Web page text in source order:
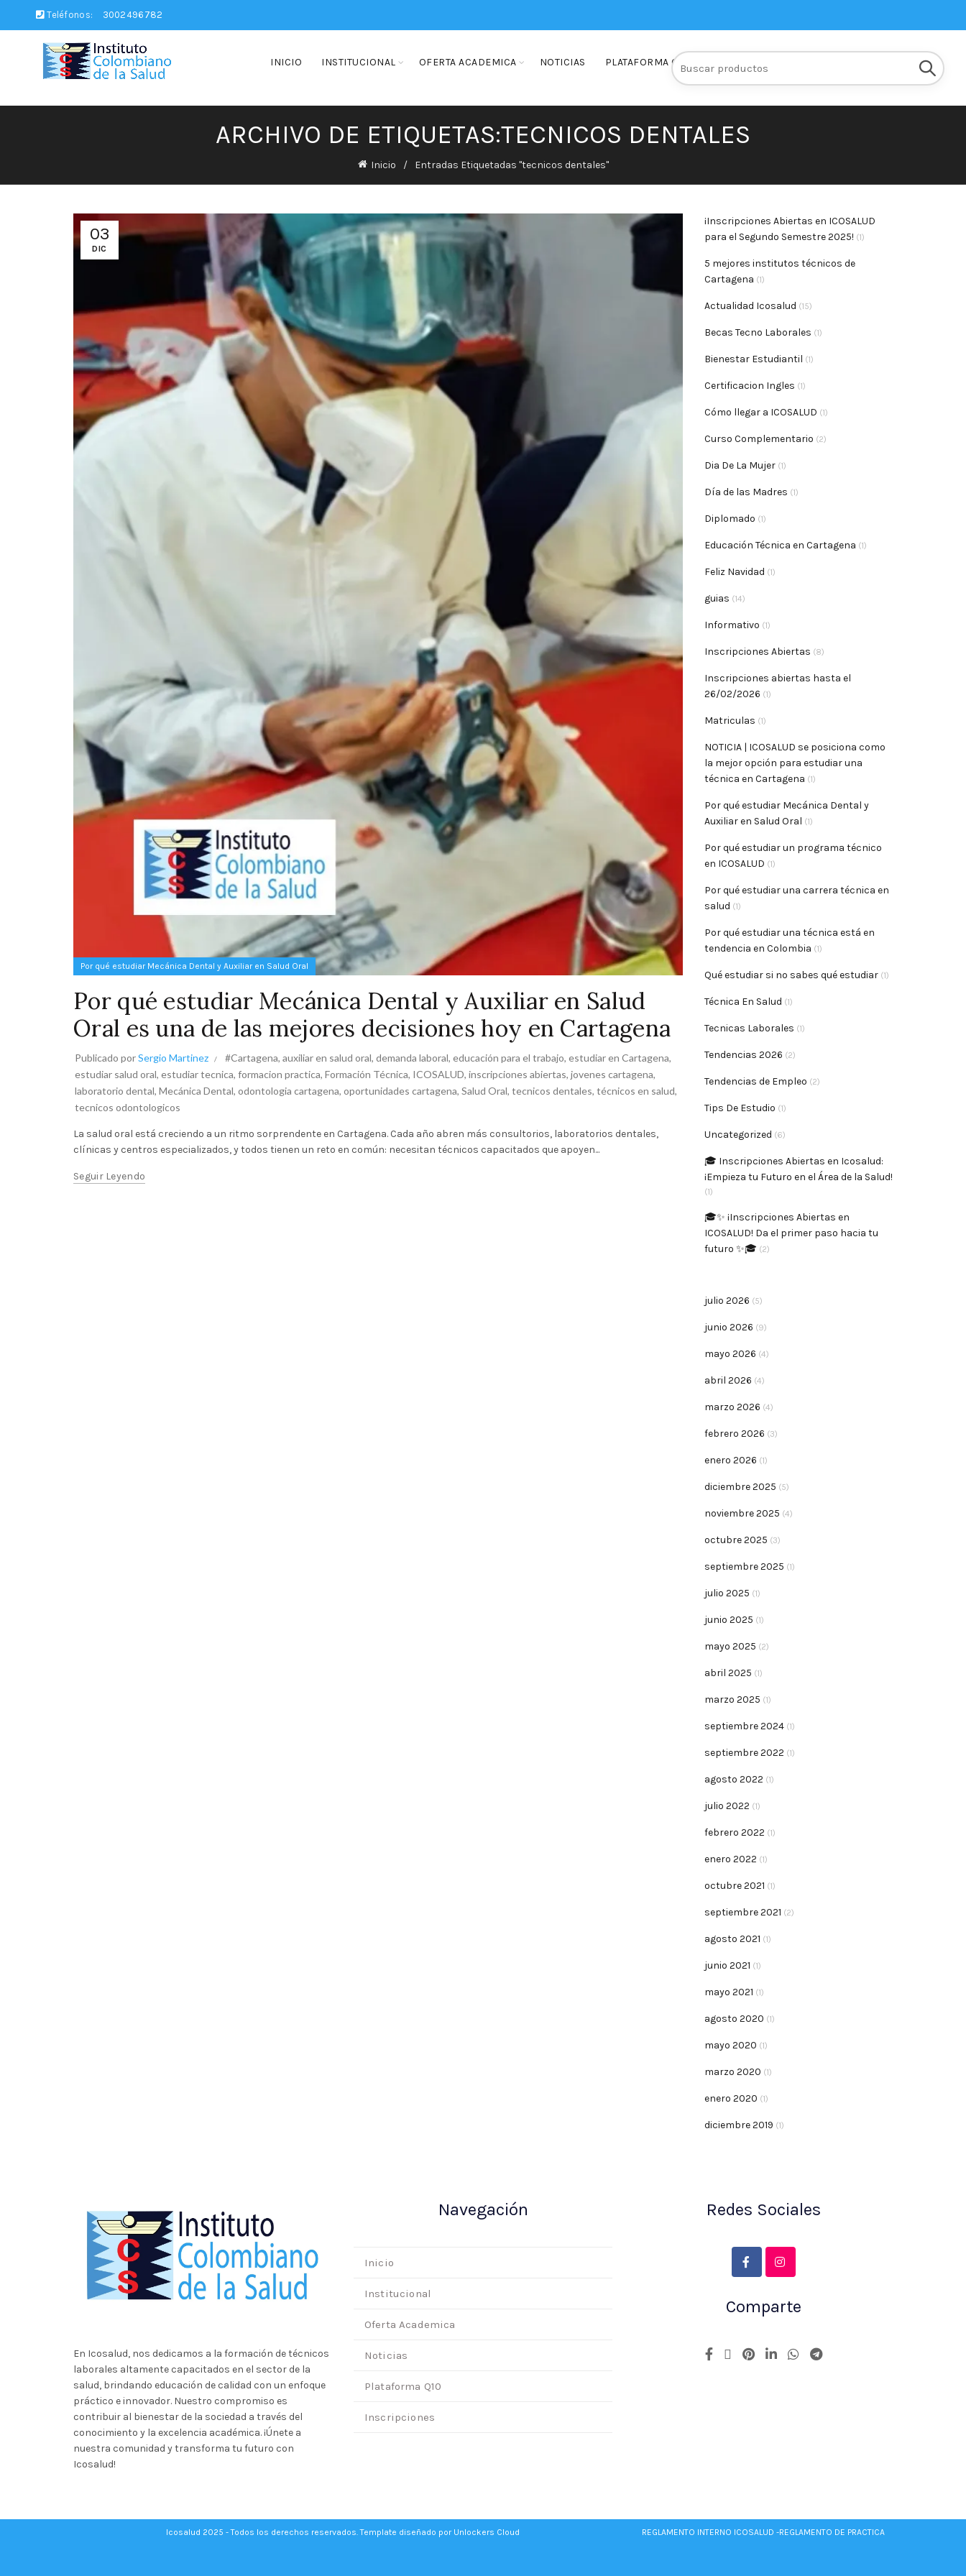
Teléfonos: 3002496782
INICIO INSTITUCIONAL OFERTA ACADEMICA NOTICIAS PLATAFORMA Q10 INSCRIPCIONES
Buscar:
ARCHIVO DE ETIQUETAS:TECNICOS DENTALES
Inicio Entradas Etiquetadas "tecnicos dentales"
03
DIC
Por qué estudiar Mecánica Dental y Auxiliar en Salud Oral
Por qué estudiar Mecánica Dental y Auxiliar en Salud
Oral es una de las mejores decisiones hoy en Cartagena
Publicado porSergio Martinez #Cartagena, auxiliar en salud oral, demanda laboral, educación para el trabajo, estudiar en Cartagena,
estudiar salud oral, estudiar tecnica, formacion practica, Formación Técnica, ICOSALUD, inscripciones abiertas, jovenes cartagena,
laboratorio dental, Mecánica Dental, odontologia cartagena, oportunidades cartagena, Salud Oral, tecnicos dentales, técnicos en salud,
tecnicos odontologicos
La salud oral está creciendo a un ritmo sorprendente en Cartagena. Cada año abren más consultorios, laboratorios dentales,
clínicas y centros especializados, y todos tienen un reto en común: necesitan técnicos capacitados que apoyen...
Seguir Leyendo
¡Inscripciones Abiertas en ICOSALUD
para el Segundo Semestre 2025! (1)
5 mejores institutos técnicos de
Cartagena (1)
Actualidad Icosalud (15)
Becas Tecno Laborales (1)
Bienestar Estudiantil (1)
Certificacion Ingles (1)
Cómo llegar a ICOSALUD (1)
Curso Complementario (2)
Dia De La Mujer(1)
Día de las Madres (1)
Diplomado (1)
Educación Técnica en Cartagena (1)
Feliz Navidad (1)
guias (14)
Informativo (1)
Inscripciones Abiertas (8)
Inscripciones abiertas hasta el
26/02/2026 (1)
Matriculas (1)
NOTICIA | ICOSALUD se posiciona como
la mejor opción para estudiar una
técnica en Cartagena (1)
Por qué estudiar Mecánica Dental y
Auxiliar en Salud Oral (1)
Por qué estudiar un programa técnico
en ICOSALUD (1)
Por qué estudiar una carrera técnica en
salud (1)
Por qué estudiar una técnica está en
tendencia en Colombia (1)
Qué estudiar si no sabes qué estudiar(1)
Técnica En Salud (1)
Tecnicas Laborales (1)
Tendencias 2026 (2)
Tendencias de Empleo (2)
Tips De Estudio (1)
Uncategorized (6)
🎓 Inscripciones Abiertas en Icosalud:
¡Empieza tu Futuro en el Área de la Salud!
(1)
🎓✨ ¡Inscripciones Abiertas en
ICOSALUD! Da el primer paso hacia tu
futuro ✨🎓 (2)
julio 2026 (5)
junio 2026 (9)
mayo 2026 (4)
abril 2026 (4)
marzo 2026 (4)
febrero 2026 (3)
enero 2026 (1)
diciembre 2025 (5)
noviembre 2025 (4)
octubre 2025 (3)
septiembre 2025 (1)
julio 2025 (1)
junio 2025 (1)
mayo 2025 (2)
abril 2025 (1)
marzo 2025 (1)
septiembre 2024(1)
septiembre 2022 (1)
agosto 2022 (1)
julio 2022 (1)
febrero 2022 (1)
enero 2022 (1)
octubre 2021 (1)
septiembre 2021 (2)
agosto 2021 (1)
junio 2021 (1)
mayo 2021 (1)
agosto 2020 (1)
mayo 2020 (1)
marzo 2020 (1)
enero 2020 (1)
diciembre 2019 (1)
En Icosalud, nos dedicamos a la formación de técnicos
laborales altamente capacitados en el sector de la
salud, brindando educación de calidad con un enfoque
práctico e innovador. Nuestro compromiso es
contribuir al bienestar de la sociedad a través del
conocimiento y la excelencia académica. ¡Únete a
nuestra comunidad y transforma tu futuro con
Icosalud!
Navegación
Inicio
Institucional
Oferta Academica
Noticias
Plataforma Q10
Inscripciones
Redes Sociales
Comparte
Icosalud 2025 - Todos los derechos reservados. Template diseñado por Unlockers Cloud REGLAMENTO INTERNO ICOSALUD -REGLAMENTO DE PRACTICA